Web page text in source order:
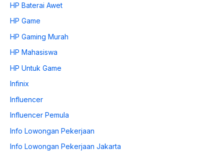
HP Baterai Awet
HP Game
HP Gaming Murah
HP Mahasiswa
HP Untuk Game
Infinix
Influencer
Influencer Pemula
Info Lowongan Pekerjaan
Info Lowongan Pekerjaan Jakarta